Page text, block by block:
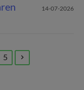
14-07-2026
5